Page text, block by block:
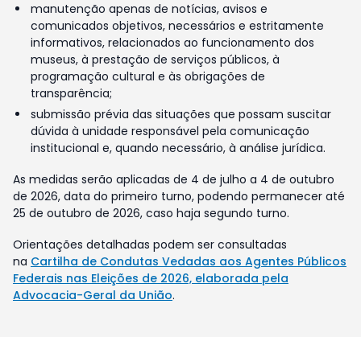
manutenção apenas de notícias, avisos e
comunicados objetivos, necessários e estritamente
informativos, relacionados ao funcionamento dos
museus, à prestação de serviços públicos, à
programação cultural e às obrigações de
transparência;
submissão prévia das situações que possam suscitar
dúvida à unidade responsável pela comunicação
institucional e, quando necessário, à análise jurídica.
As medidas serão aplicadas de 4 de julho a 4 de outubro
de 2026, data do primeiro turno, podendo permanecer até
25 de outubro de 2026, caso haja segundo turno.
Orientações detalhadas podem ser consultadas
na Cartilha de Condutas Vedadas aos Agentes Públicos
Federais nas Eleições de 2026, elaborada pela
Advocacia-Geral da União.